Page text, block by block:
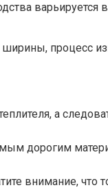
варьируется
ширины, процесс
а
дорогим
внимание, что